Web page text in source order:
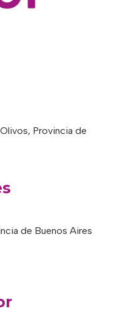
Provincia de
de Buenos Aires